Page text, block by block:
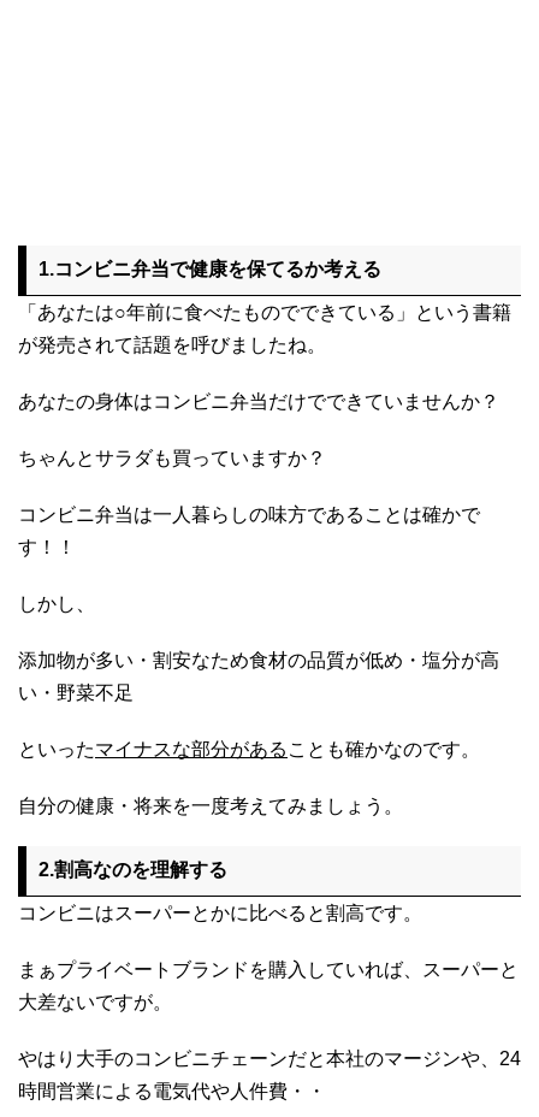
1.コンビニ弁当で健康を保てるか考える
「あなたは○年前に食べたものでできている」という書籍
が発売されて話題を呼びましたね。
あなたの身体はコンビニ弁当だけでできていませんか？
ちゃんとサラダも買っていますか？
コンビニ弁当は一人暮らしの味方であることは確かで
す！！
しかし、
添加物が多い・割安なため食材の品質が低め・塩分が高
い・野菜不足
といったマイナスな部分がある ことも確かなのです。
自分の健康・将来を一度考えてみましょう。
2.割高なのを理解する
コンビニはスーパーとかに比べると割高です。
まぁプライベートブランドを購入していれば、スーパーと
大差ないですが。
やはり大手のコンビニチェーンだと本社のマージンや、24
時間営業による電気代や人件費・・